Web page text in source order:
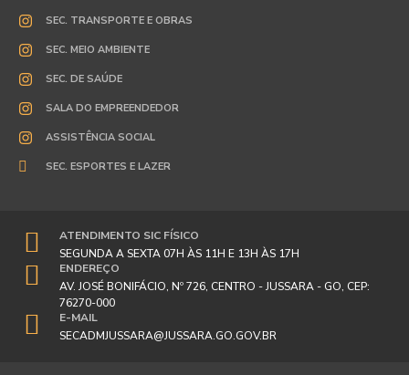
SEC. TRANSPORTE E OBRAS
SEC. MEIO AMBIENTE
SEC. DE SAÚDE
SALA DO EMPREENDEDOR
ASSISTÊNCIA SOCIAL
SEC. ESPORTES E LAZER
ATENDIMENTO SIC FÍSICO
SEGUNDA A SEXTA 07H ÀS 11H E 13H ÀS 17H
ENDEREÇO
AV. JOSÉ BONIFÁCIO, Nº 726, CENTRO - JUSSARA - GO, CEP:
76270-000
E-MAIL
SECADMJUSSARA@JUSSARA.GO.GOV.BR